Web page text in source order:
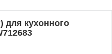
для кухонного